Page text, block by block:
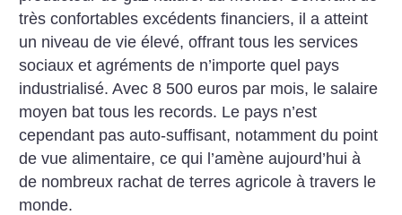
très confortables excédents financiers, il a atteint
un niveau de vie élevé, offrant tous les services
sociaux et agréments de n’importe quel pays
industrialisé. Avec 8 500 euros par mois, le salaire
moyen bat tous les records. Le pays n’est
cependant pas auto-suffisant, notamment du point
de vue alimentaire, ce qui l’amène aujourd’hui à
de nombreux rachat de terres agricole à travers le
monde.